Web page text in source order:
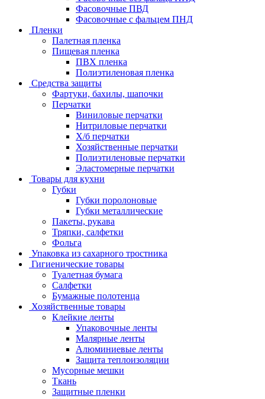
Фасовочные ПВД
Фасовочные с фальцем ПНД
Пленки
Палетная пленка
Пищевая пленка
ПВХ пленка
Полиэтиленовая пленка
Средства защиты
Фартуки, бахилы, шапочки
Перчатки
Виниловые перчатки
Нитриловые перчатки
Х/б перчатки
Хозяйственные перчатки
Полиэтиленовые перчатки
Эластомерные перчатки
Товары для кухни
Губки
Губки поролоновые
Губки металлические
Пакеты, рукава
Тряпки, салфетки
Фольга
Упаковка из сахарного тростника
Гигиенические товары
Туалетная бумага
Салфетки
Бумажные полотенца
Хозяйственные товары
Клейкие ленты
Упаковочные ленты
Малярные ленты
Алюминиевые ленты
Защита теплоизоляции
Мусорные мешки
Ткань
Защитные пленки